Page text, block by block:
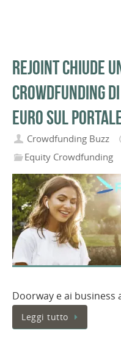
Rejoint chiude
crowdfunding
euro sul
Crowdfunding Buzz
Equity Crowdfunding
Doorway e ai business
Leggi tutto